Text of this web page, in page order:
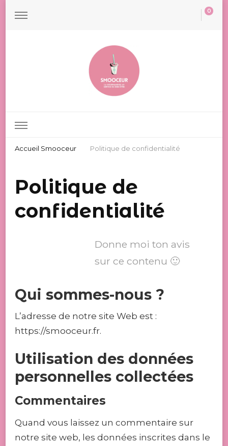
0
Accueil Smooceur Politique de confidentialité
Politique de
confidentialité
Donne moi ton avis
sur ce contenu 🙂
Qui sommes-nous ?
L’adresse de notre site Web est :
https://smooceur.fr.
Utilisation des données
personnelles collectées
Commentaires
Quand vous laissez un commentaire sur
notre site web, les données inscrites dans le